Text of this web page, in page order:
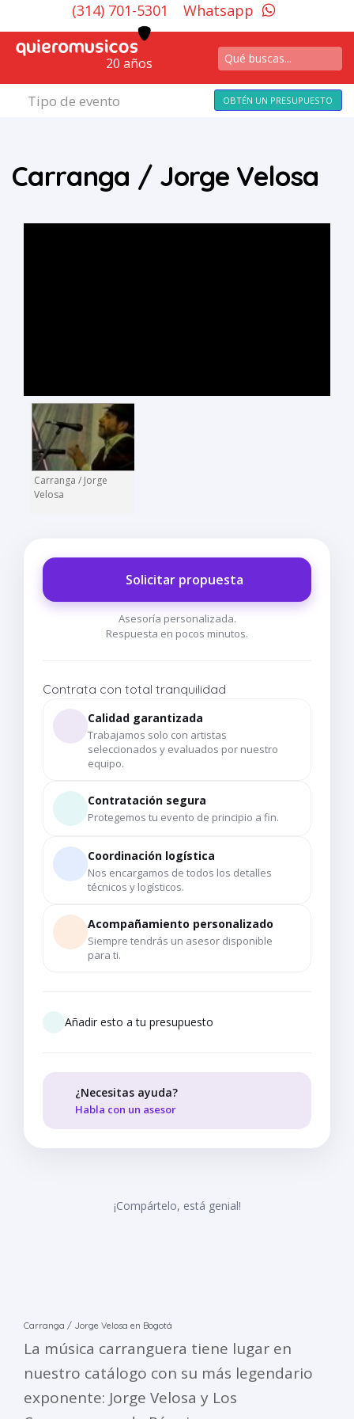
(314) 701-5301 Whatsapp
20 años
Tipo de evento OBTÉN UN PRESUPUESTO
Carranga / Jorge Velosa
Carranga / Jorge
Velosa
Solicitar propuesta
Asesoría personalizada.
Respuesta en pocos minutos.
Contrata con total tranquilidad
Calidad garantizada
Trabajamos solo con artistas
seleccionados y evaluados por nuestro
equipo.
Contratación segura
Protegemos tu evento de principio a fin.
Coordinación logística
Nos encargamos de todos los detalles
técnicos y logísticos.
Acompañamiento personalizado
Siempre tendrás un asesor disponible
para ti.
Añadir esto a tu presupuesto
¿Necesitas ayuda?
Habla con un asesor
¡Compártelo, está genial!
Carranga / Jorge Velosa en Bogotá
La música carranguera tiene lugar en
nuestro catálogo con su más legendario
exponente: Jorge Velosa y Los